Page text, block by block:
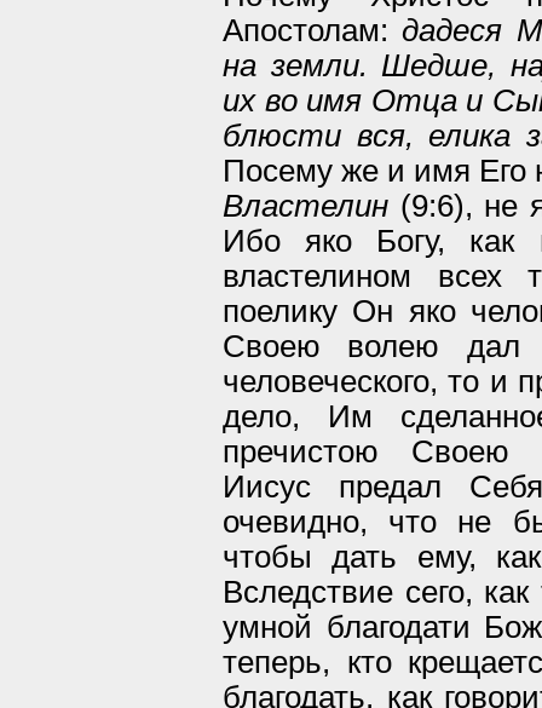
Апостолам:дадеся
на земли. Шедше,
их во имя Отца и
блюсти вся, елика
Посему же и имя Его
Властелин (9:6), не
Ибо яко Богу,
властелином всех
поелику Он яко
Своею волею дал
человеческого, то и
дело, Им
пречистою Своею
Иисус предал
очевидно, что не
чтобы дать ему,
Вследствие сего,
умной благодати
теперь, кто
благодать, как